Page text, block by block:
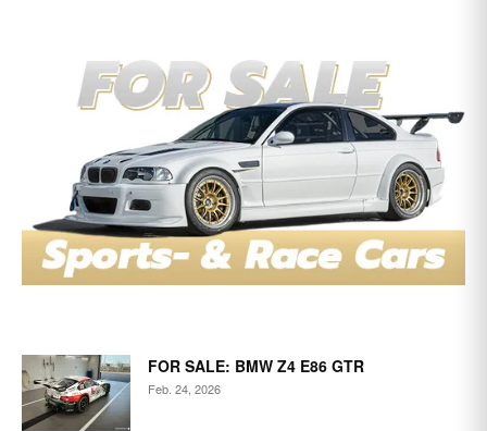
FOR SALE: BMW Z4 E86 GTR
Feb. 24, 2026